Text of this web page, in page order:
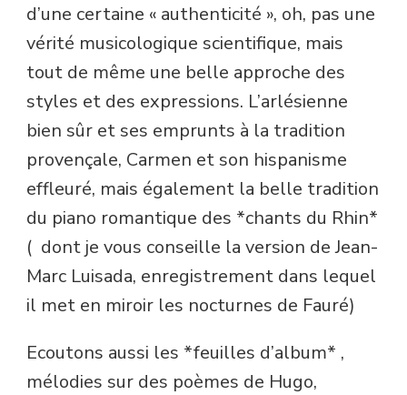
d’une certaine « authenticité », oh, pas une
vérité musicologique scientifique, mais
tout de même une belle approche des
styles et des expressions. L’arlésienne
bien sûr et ses emprunts à la tradition
provençale, Carmen et son hispanisme
effleuré, mais également la belle tradition
du piano romantique des *chants du Rhin*
( dont je vous conseille la version de Jean-
Marc Luisada, enregistrement dans lequel
il met en miroir les nocturnes de Fauré)
Ecoutons aussi les *feuilles d’album* ,
mélodies sur des poèmes de Hugo,